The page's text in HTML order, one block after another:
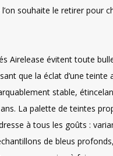
souhaite le retirer pour
Airelease évitent toute
que la éclat d’une teinte
stable,
La palette de teintes
à tous les goûts :
de bleus profonds,